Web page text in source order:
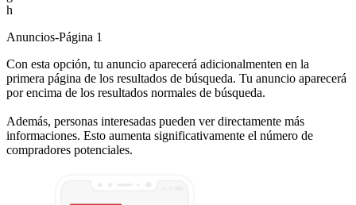
h
Anuncios-Página 1
Con esta opción, tu anuncio aparecerá adicionalmenten en la
primera página de los resultados de búsqueda. Tu anuncio aparecerá
por encima de los resultados normales de búsqueda.
Además, personas interesadas pueden ver directamente más
informaciones. Esto aumenta significativamente el número de
compradores potenciales.